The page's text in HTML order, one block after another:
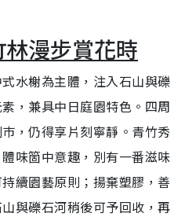
漫步賞花時
式水榭為主體，注入石山與礫
，兼具中日庭園特色。四周
，仍得享片刻寧靜。青竹秀
味箇中意趣，別有一番滋味
續園藝原則；揚棄塑膠，善
與礫石河稍後可予回收，再